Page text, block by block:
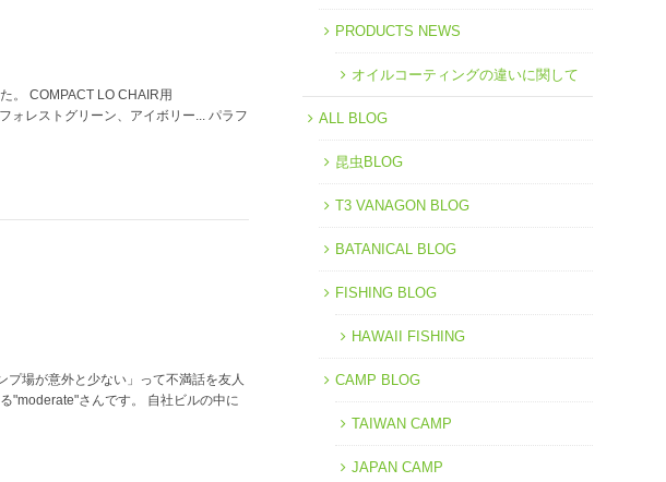
。 COMPACT LO CHAIR用
ォレストグリーン、アイボリー... パラフ
場が意外と少ない」って不満話を友人
"moderate"さんです。 自社ビルの中に
PRODUCTS NEWS
オイルコーティングの違いに関して
ALL BLOG
昆虫BLOG
T3 VANAGON BLOG
BATANICAL BLOG
FISHING BLOG
HAWAII FISHING
CAMP BLOG
TAIWAN CAMP
JAPAN CAMP